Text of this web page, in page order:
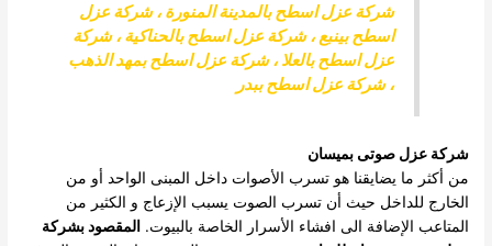
شركة عزل اسطح بالمدينة المنورة،شركة عزل
اسطح بينبع،شركة عزل اسطح بالحناكية،شركة
عزل اسطح بالعلا،شركة عزل اسطح بمهد الذهب
،شركة عزل اسطح ببدر
شركة عزل صوتى بميسان
من أكثر ما يضايقنا هو تسرب الأصوات داخل المبنى الواحد أو من
الخارج للداخل حيث أن تسرب الصوت يسبب الإزعاج و الكثير من
المتاعب الإضافة الى افشاء الأسرار الخاصة بالبيوت. المقصود بشركة